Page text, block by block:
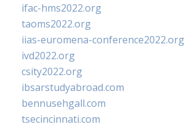
ifac-hms2022.org
taoms2022.org
iias-euromena-conference2022.org
ivd2022.org
csity2022.org
ibsarstudyabroad.com
bennusehgall.com
tsecincinnati.com